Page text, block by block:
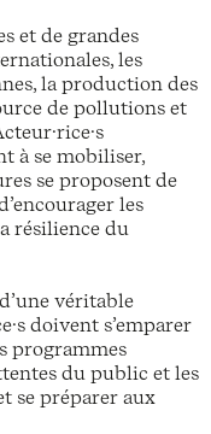
et de grandes
les
la production des
de pollutions et
à se mobiliser,
se proposent de
les
résilience du
véritable
doivent s’emparer
programmes
du public et les
se préparer aux